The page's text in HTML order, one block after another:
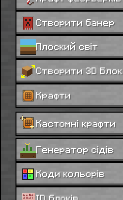
Створити банер
Плоский світ
Створити 3D Блок
Крафти
Кастомні крафти
Генератор сідів
Коди кольорів
ID блоків